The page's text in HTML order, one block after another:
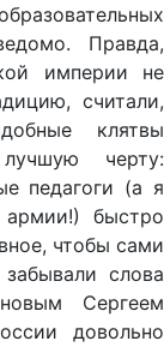
Правда,
империи не
считали,
клятвы
черту:
педагоги (а я
быстро
чтобы сами
слова
Сергеем
довольно